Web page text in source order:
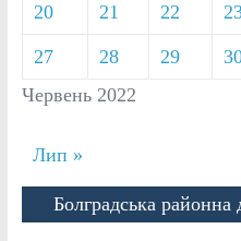
Червень 2022
20 21 22
27 28 29
Лип »
Болградська районна